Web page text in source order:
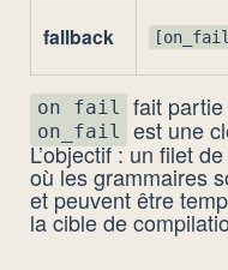
fallback
on_fail fait
on_fail est une
L’objectif : un filet
où les grammaires
et peuvent être
la cible de